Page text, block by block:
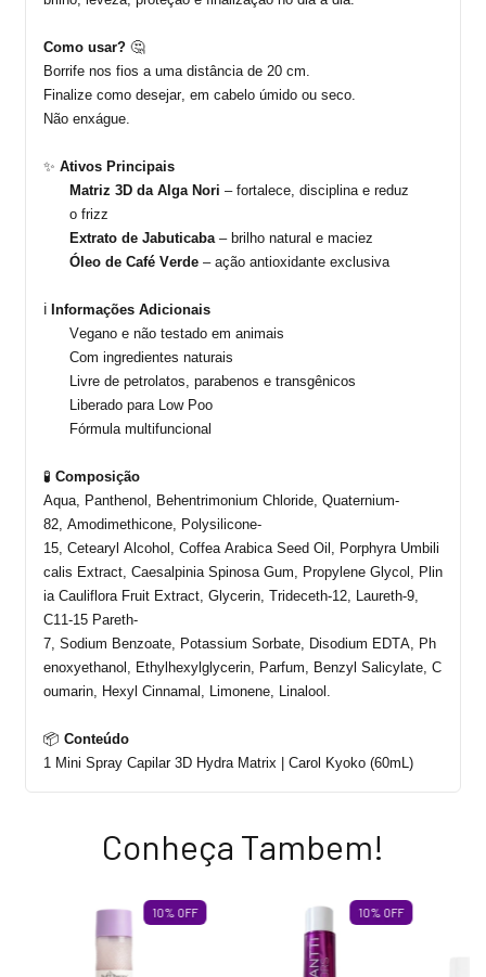
Como usar? 🤔
Borrife nos fios a uma distância de 20 cm.
Finalize como desejar, em cabelo úmido ou seco.
Não enxágue.
✨ Ativos Principais
Matriz 3D da Alga Nori – fortalece, disciplina e reduz
o frizz
Extrato de Jabuticaba – brilho natural e maciez
Óleo de Café Verde – ação antioxidante exclusiva
ℹ️ Informações Adicionais
Vegano e não testado em animais
Com ingredientes naturais
Livre de petrolatos, parabenos e transgênicos
Liberado para Low Poo
Fórmula multifuncional
🧪 Composição
Aqua,
Panthenol Behentrimonium Chloride , Quaternium-
82, Amodimethicone , Polysilicone-
15, Cetearyl Alcohol Coffea Arabica Seed Oil Porphyra Umbili
calis Extract Caesalpinia Spinosa Gum Propylene Glycol
Plin
ia Cauliflora Fruit Extract Glycerin , Trideceth-12, Laureth-9,
C11-15 Pareth-
7, Sodium Benzoate Potassium Sorbate Disodium EDTA,
Ph
enoxyethanol
Ethylhexylglycerin Parfum Benzyl Salicylate C
oumarin
Hexyl Cinnamal Limonene Linalool
📦 Conteúdo
1 Mini Spray Capilar 3D Hydra Matrix | Carol Kyoko (60mL)
Conheça Tambem!
10% OFF 10% OFF